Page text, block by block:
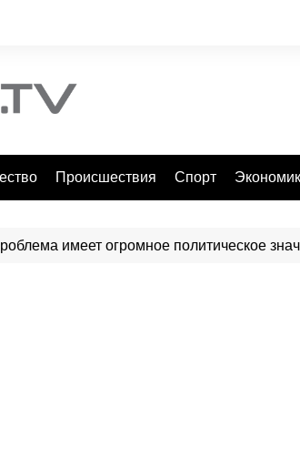
Происшествия Спорт
имеет огромное политическое